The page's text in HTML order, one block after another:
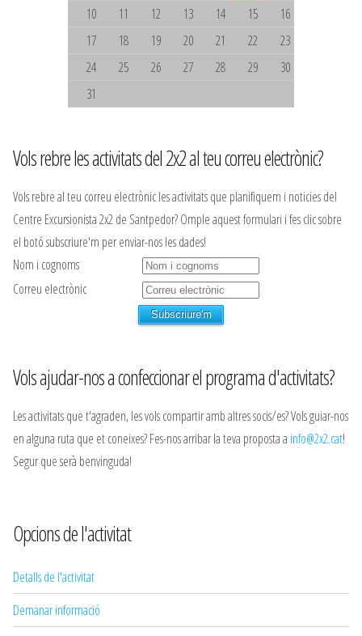
10
11 12 13 14 15
16
17
18 19 20 21 22
23
24
25 26 27 28 29
30
31
Vols rebre les activitats del 2x2 al teu correu electrònic?
Vols rebre al teu correu electrònic les activitats que planifiquem i noticies del
Centre Excursionista 2x2 de Santpedor? Omple aquest formulari i fes clic sobre
el botó subscriure'm per enviar-nos les dades!
Nom i cognoms
Correu electrònic
Vols ajudar-nos a confeccionar el programa d'activitats?
Les activitats que t'agraden, les vols compartir amb altres socis/es? Vols guiar-nos
en alguna ruta que et coneixes? Fes-nos arribar la teva proposta a info@2x2.cat!
Segur que serà benvinguda!
Opcions de l'activitat
Detalls de l'activitat
Demanar informació